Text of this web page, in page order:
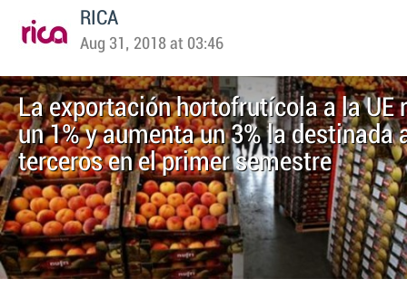
RICA
Aug 31, 2018 at 03:46
La exportación hortofrutícola a la UE
un 1% y aumenta un 3% la destinada
terceros en el primer semestre